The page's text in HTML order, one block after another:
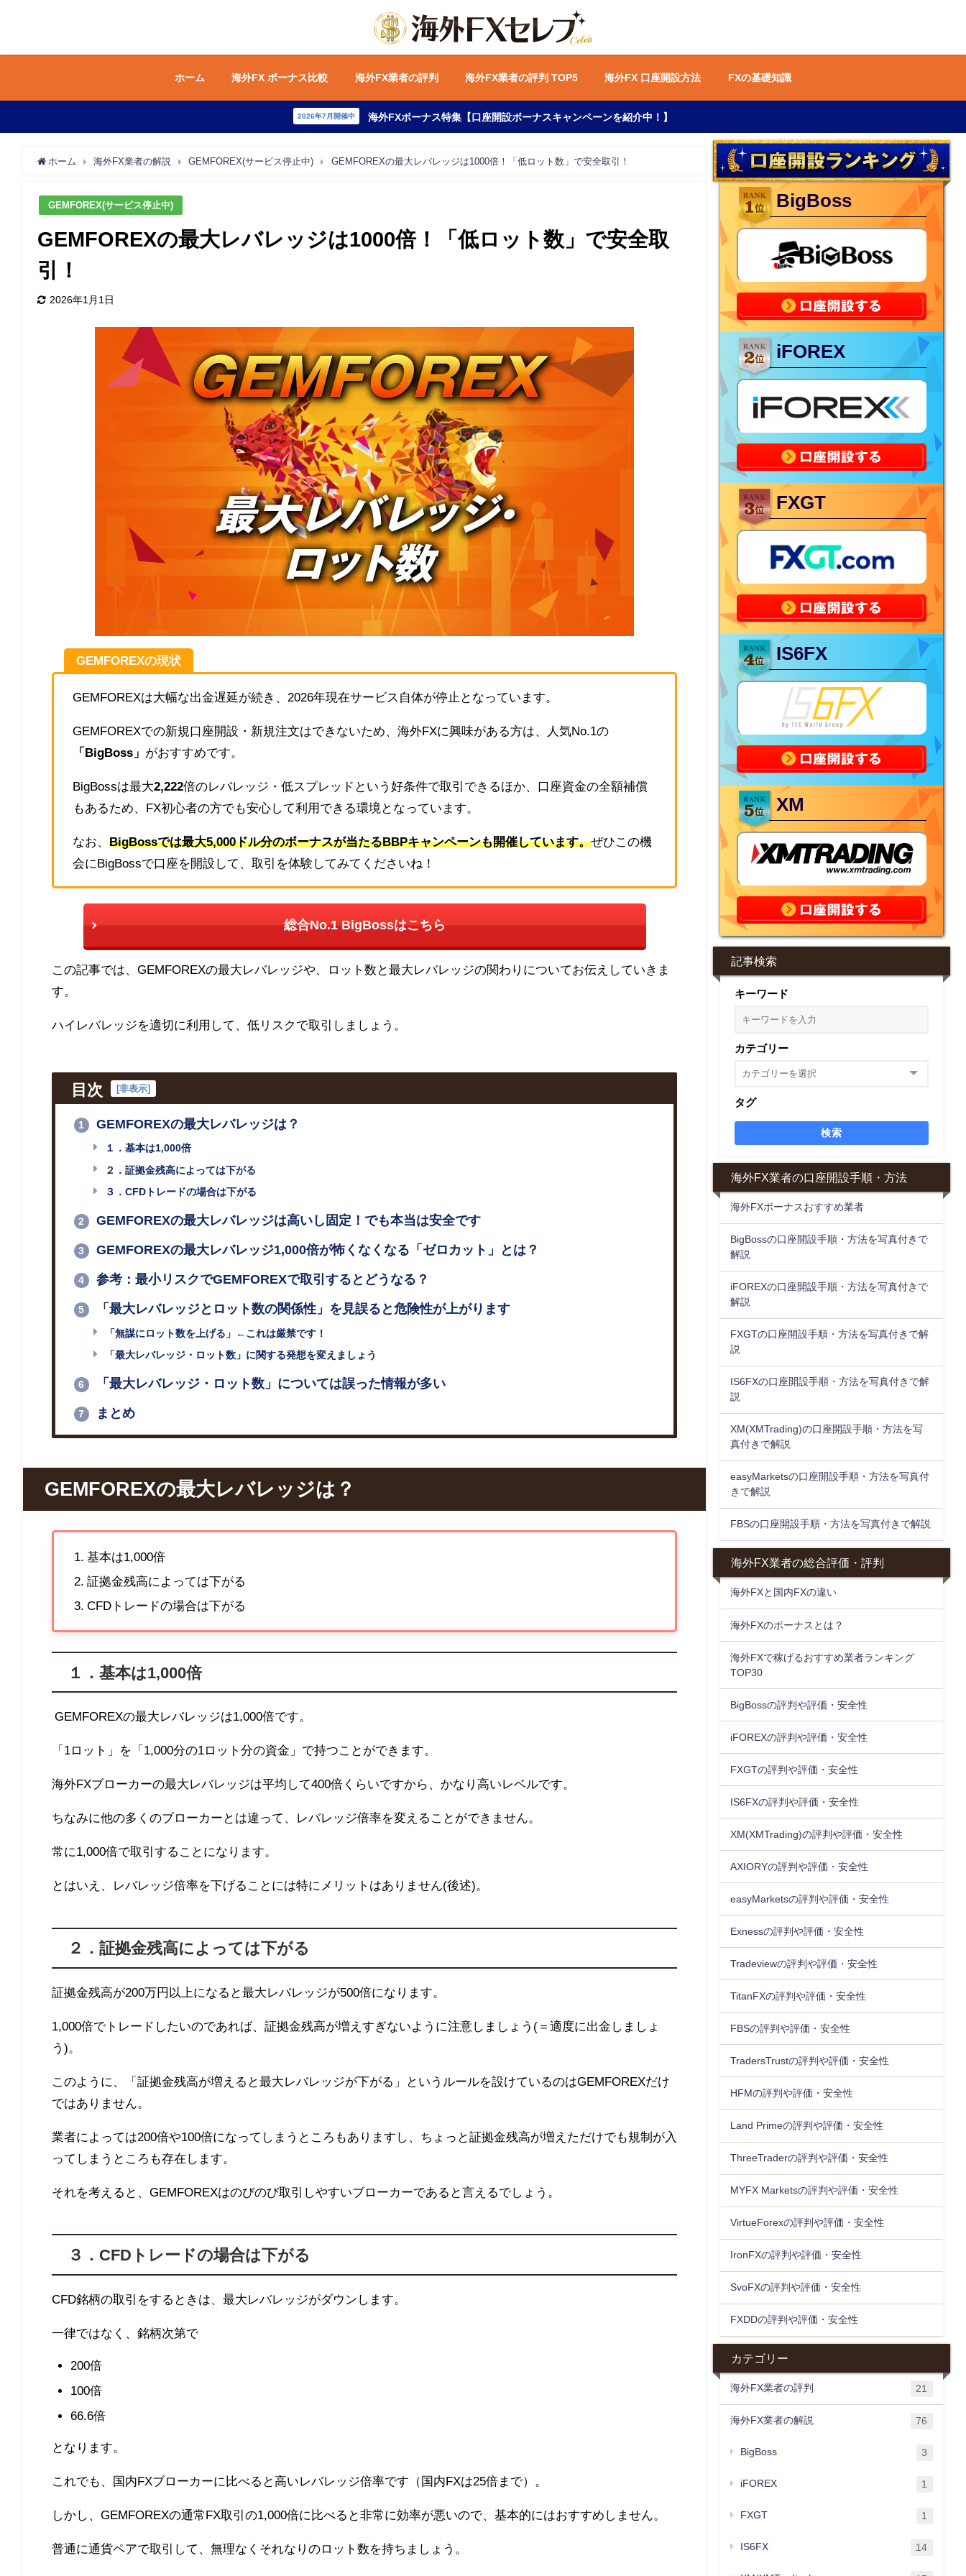
ホーム 海外FX ボーナス比較 海外FX業者の評判 海外FX業者の評判 TOP5 海外FX 口座開設方法 FXの基礎知識
2026年7月開催中 海外FXボーナス特集【口座開設ボーナスキャンペーンを紹介中！】
ホーム 海外FX業者の解説 GEMFOREX(サービス停止中) GEMFOREXの最大レバレッジは1000倍！「低ロット数」で安全取引！
GEMFOREX(サービス停止中)
GEMFOREXの最大レバレッジは1000倍！「低ロット数」で安全取
引！
2026年1月1日
GEMFOREXの現状
GEMFOREXは大幅な出金遅延が続き、2026年現在サービス自体が停止となっています。
GEMFOREXでの新規口座開設・新規注文はできないため、海外FXに興味がある方は、人気No.1の
「BigBoss」 がおすすめです。
BigBossは最大2,222倍のレバレッジ・低スプレッドという好条件で取引できるほか、口座資金の全額補償
もあるため、FX初心者の方でも安心して利用できる環境となっています。
なお、 BigBossでは最大5,000ドル分のボーナスが当たるBBPキャンペーンも開催しています。ぜひこの機
会にBigBossで口座を開設して、取引を体験してみてくださいね！
総合No.1 BigBossはこちら
この記事では、 GEMFOREXの最大レバレッジや、ロット数と最大レバレッジの関わりについてお伝えしていきま
す。
ハイレバレッジを適切に利用して、低リスクで取引しましょう。
目次 [非表示]
1 GEMFOREXの最大レバレッジは？
１．基本は1,000倍
２．証拠金残高によっては下がる
３．CFDトレードの場合は下がる
2 GEMFOREXの最大レバレッジは高いし固定！でも本当は安全です
3 GEMFOREXの最大レバレッジ1,000倍が怖くなくなる「ゼロカット」とは？
4 参考：最小リスクでGEMFOREXで取引するとどうなる？
5 「最大レバレッジとロット数の関係性」を見誤ると危険性が上がります
「無謀にロット数を上げる」←これは厳禁です！
「最大レバレッジ・ロット数」に関する発想を変えましょう
6 「最大レバレッジ・ロット数」については誤った情報が多い
7 まとめ
GEMFOREXの最大レバレッジは？
基本は1,000倍
証拠金残高によっては下がる
CFDトレードの場合は下がる
１．基本は1,000倍
GEMFOREXの最大レバレッジは1,000倍です。
「1ロット」を「 1,000分の1 ロット分の資金」で持つことができます。
海外FXブローカーの最大レバレッジは平均して400倍くらいですから、かなり高いレベルです。
ちなみに他の多くのブローカーとは違って、レバレッジ倍率を変えることができません。
常に1,000倍で取引することになります。
とはいえ、レバレッジ倍率を下げることには特にメリットはありません(後述)。
２．証拠金残高によっては下がる
証拠金残高が200万円以上になると最大レバレッジが500倍になります。
1,000倍でトレードしたいのであれば、証拠金残高が増えすぎないように注意しましょう(＝適度に出金しましょ
う)。
このように、「証拠金残高が増えると最大レバレッジが下がる」というルールを設けているのはGEMFOREXだけ
ではありません。
業者によっては200倍や100倍になってしまうところもありますし、ちょっと証拠金残高が増えただけでも規制が入
ってしまうところも存在します。
それを考えると、 GEMFOREXはのびのび取引しやすいブローカーであると言えるでしょう。
３． CFD トレードの場合は下がる
CFD銘柄の取引をするときは、最大レバレッジがダウンします。
一律ではなく、銘柄次第で
200倍
100倍
66.6倍
となります。
これでも、国内FXブローカーに比べると高いレバレッジ倍率です（国内FXは25倍まで）。
しかし、 GEMFOREXの通常FX取引の1,000倍に比べると非常に効率が悪いので、基本的にはおすすめしません。
普通に通貨ペアで取引して、無理なくそれなりのロット数を持ちましょう。
BigBoss
iFOREX
FXGT
IS6FX
XM
記事検索
キーワード
カテゴリー
タグ
検索
海外FX業者の口座開設手順・方法
海外FXボーナスおすすめ業者
BigBossの口座開設手順・方法を写真付きで
解説
iFOREXの口座開設手順・方法を写真付きで
解説
FXGTの口座開設手順・方法を写真付きで解
説
IS6FXの口座開設手順・方法を写真付きで解
説
XM(XMTrading)の口座開設手順・方法を写
真付きで解説
easyMarketsの口座開設手順・方法を写真付
きで解説
FBSの口座開設手順・方法を写真付きで解説
海外FX業者の総合評価・評判
海外FXと国内FXの違い
海外FXのボーナスとは？
海外FXで稼げるおすすめ業者ランキング
TOP30
BigBossの評判や評価・安全性
iFOREXの評判や評価・安全性
FXGTの評判や評価・安全性
IS6FXの評判や評価・安全性
XM(XMTrading)の評判や評価・安全性
AXIORYの評判や評価・安全性
easyMarketsの評判や評価・安全性
Exnessの評判や評価・安全性
Tradeviewの評判や評価・安全性
TitanFXの評判や評価・安全性
FBSの評判や評価・安全性
TradersTrustの評判や評価・安全性
HFMの評判や評価・安全性
Land Primeの評判や評価・安全性
ThreeTraderの評判や評価・安全性
MYFX Marketsの評判や評価・安全性
VirtueForexの評判や評価・安全性
IronFXの評判や評価・安全性
SvoFXの評判や評価・安全性
FXDDの評判や評価・安全性
カテゴリー
海外FX業者の評判 21
海外FX業者の解説 76
BigBoss 3
iFOREX 1
FXGT 1
IS6FX 14